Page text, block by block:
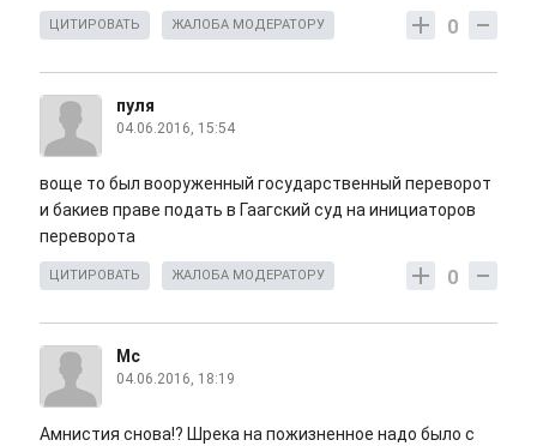
0
ЦИТИРОВАТЬ ЖАЛОБА МОДЕРАТОРУ
пуля
04.06.2016, 15:54
воще то был вооруженный государственный переворот
и бакиев праве подать в Гаагский суд на инициаторов
переворота
0
ЦИТИРОВАТЬ ЖАЛОБА МОДЕРАТОРУ
Мс
04.06.2016, 18:19
Амнистия снова!? Шрека на пожизненное надо было с